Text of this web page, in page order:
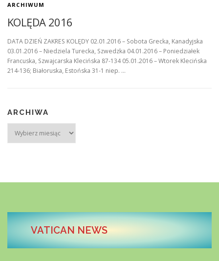
ARCHIWUM
KOLĘDA 2016
DATA DZIEŃ ZAKRES KOLĘDY 02.01.2016 – Sobota Grecka, Kanadyjska
03.01.2016 – Niedziela Turecka, Szwedzka 04.01.2016 – Poniedziałek
Francuska, Szwajcarska Klecińska 87-134 05.01.2016 – Wtorek Klecińska
214-136; Białoruska, Estońska 31-1 niep. …
ARCHIWA
VATICAN NEWS